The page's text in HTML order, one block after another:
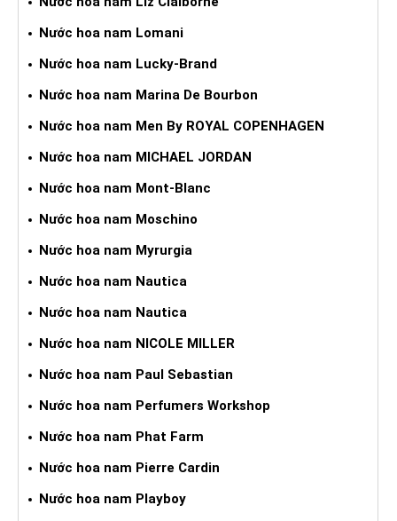
Nước hoa nam Lomani
Nước hoa nam Lucky-Brand
Nước hoa nam Marina De Bourbon
Nước hoa nam Men By ROYAL COPENHAGEN
Nước hoa nam MICHAEL JORDAN
Nước hoa nam Mont-Blanc
Nước hoa nam Moschino
Nước hoa nam Myrurgia
Nước hoa nam Nautica
Nước hoa nam Nautica
Nước hoa nam NICOLE MILLER
Nước hoa nam Paul Sebastian
Nước hoa nam Perfumers Workshop
Nước hoa nam Phat Farm
Nước hoa nam Pierre Cardin
Nước hoa nam Playboy